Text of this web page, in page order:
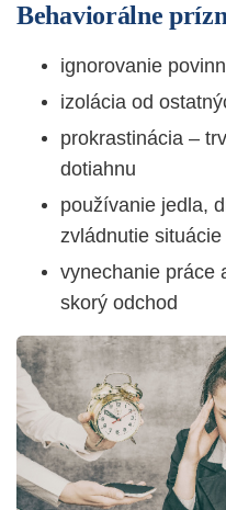
Behaviorálne
ignorovanie
izolácia od
prokrastinácia –
dotiahnu
používanie jedla,
zvládnutie situácie
vynechanie práce
skorý odchod